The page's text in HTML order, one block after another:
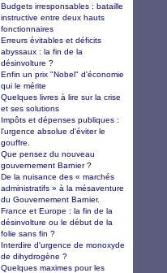
Budgets irresponsables : bataille
instructive entre deux hauts
fonctionnaires
Erreurs évitables et déficits
abyssaux : la fin de la
désinvolture ?
Enfin un prix "Nobel" d'économie
qui le mérite
Quelques livres à lire sur la crise
et ses solutions
Impôts et dépenses publiques :
l'urgence absolue d'éviter le
gouffre.
Que pensez du nouveau
gouvernement Barnier ?
De la nuisance des « marchés
administratifs » à la mésaventure
du Gouvernement Barnier.
France et Europe : la fin de la
désinvolture ou le début de la
folie sans fin ?
Interdire d'urgence de monoxyde
de dihydrogène ?
Quelques maximes pour les